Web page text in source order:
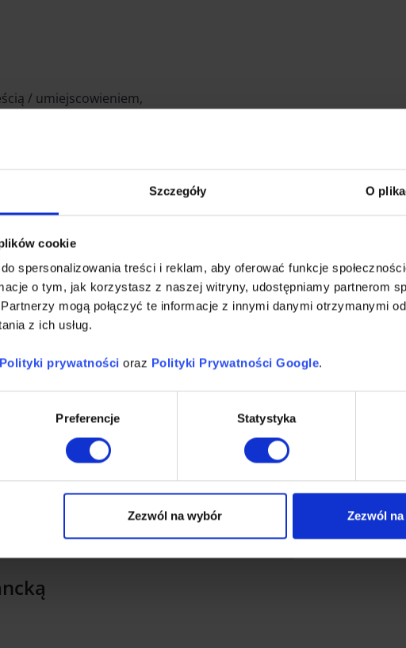
Szczegóły O
cookie
spersonalizowania treści i reklam, aby oferować funkcje
o tym, jak korzystasz z naszej witryny, udostępniamy partnerom
mogą połączyć te informacje z innymi danymi otrzymanymi
z ich usług.
Polityki prywatności oraz Polityki Prywatności Google.
Preferencje Statystyka
Zezwól na wybór Zezwól
/ umiejscowieniem,
intrygującej nowinki,
widok krwi, drastyczne sceny,
na co dzień kontaktu z reklamami – obecna w
specyfikę grupy docelowej, sposób i miejsce
i docieranie z przekazem marketingowym
creativeguerrillamarketing.com
czy uchwytach, w toaletach, na wyciągach
chodnikach,
miasta,